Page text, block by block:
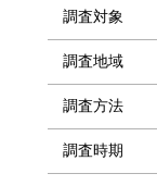
調査対象
調査地域
調査方法
調査時期